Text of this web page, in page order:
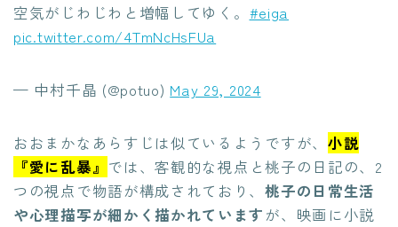
空気がじわじわと増幅してゆく。 #eiga
pic.twitter.com/4TmNcHsFUa
— 中村千晶 (@potuo) May 29, 2024
おおまかなあらすじは似ているようですが、 小説
『愛に乱暴』 では、客観的な視点と桃子の日記の、2
つの視点で物語が構成されており、桃子の日常生活
や心理描写が細かく描かれていますが、映画に小説